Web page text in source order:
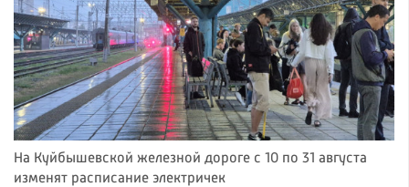
На Куйбышевской железной дороге с 10 по 31 августа
изменят расписание электричек